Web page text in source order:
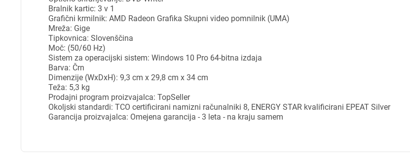
Bralnik kartic: 3 v 1
Grafični krmilnik: AMD Radeon Grafika Skupni video pomnilnik (UMA)
Mreža: Gige
Tipkovnica: Slovenščina
Moč: (50/60 Hz)
Sistem za operacijski sistem: Windows 10 Pro 64-bitna izdaja
Barva: Črn
Dimenzije (WxDxH): 9,3 cm x 29,8 cm x 34 cm
Teža: 5,3 kg
Prodajni program proizvajalca: TopSeller
Okoljski standardi: TCO certificirani namizni računalniki 8, ENERGY STAR kvalificirani EPEAT Silver
Garancija proizvajalca: Omejena garancija - 3 leta - na kraju samem
Za dodajanje na seznam želja morate biti prijavljeni.
Prekliči